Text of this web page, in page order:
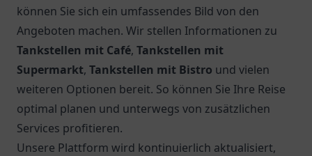
können Sie sich ein umfassendes Bild von den
Angeboten machen. Wir stellen Informationen zu
Tankstellen mit Café, Tankstellen mit
Supermarkt, Tankstellen mit Bistro und vielen
weiteren Optionen bereit. So können Sie Ihre Reise
optimal planen und unterwegs von zusätzlichen
Services profitieren.
Unsere Plattform wird kontinuierlich aktualisiert,